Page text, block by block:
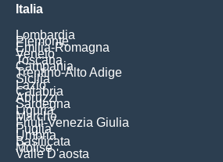
Italia
Lombardia
Piemonte
Emilia-Romagna
Veneto
Toscana
Campania
Trentino-Alto Adige
Sicilia
Lazio
Calabria
Abruzzi
Sardegna
Liguria
Marche
Friuli-Venezia Giulia
Puglia
Umbria
Basilicata
Molise
Valle D'aosta